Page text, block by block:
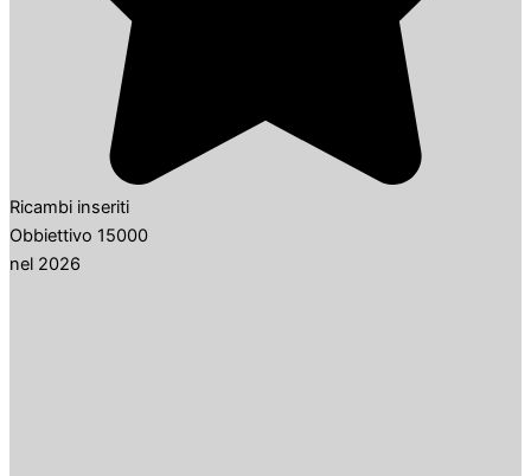
Ricambi inseriti
Obbiettivo 15000
nel 2026